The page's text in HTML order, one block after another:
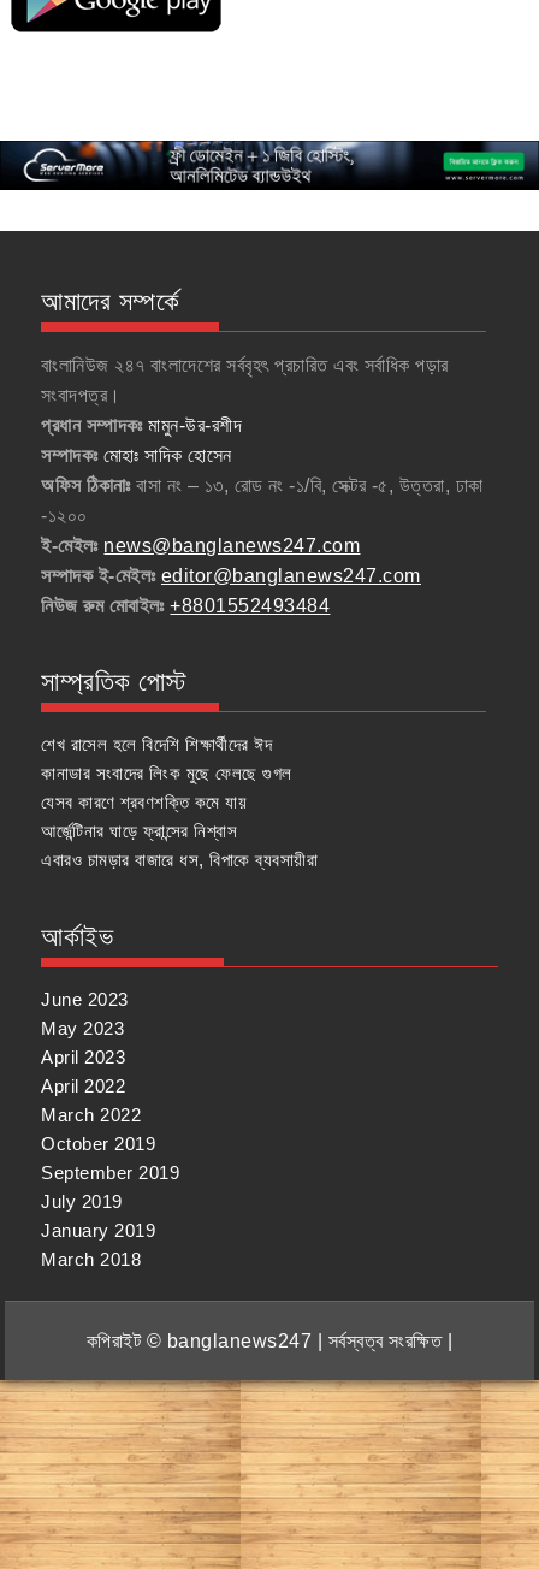
আমাদের সম্পর্কে
বাংলানিউজ ২৪৭ বাংলাদেশের সর্ববৃহৎ প্রচারিত এবং সর্বাধিক পড়ার
সংবাদপত্র।
প্রধান সম্পাদকঃমামুন-উর-রশীদ
সম্পাদকঃ মোহাঃ সাদিক হোসেন
অফিস ঠিকানাঃবাসা নং – ১৩, রোড নং -১/বি, সেক্টর -৫, উত্তরা, ঢাকা
-১২০০
ই-মেইলঃ news@banglanews247.com
সম্পাদক ই-মেইলঃ editor@banglanews247.com
নিউজ রুম মোবাইলঃ+8801552493484
সাম্প্রতিক পোস্ট
শেখ রাসেল হলে বিদেশি শিক্ষার্থীদের ঈদ
কানাডার সংবাদের লিংক মুছে ফেলছে গুগল
যেসব কারণে শ্রবণশক্তি কমে যায়
আর্জেন্টিনার ঘাড়ে ফ্রান্সের নিশ্বাস
এবারও চামড়ার বাজারে ধস, বিপাকে ব্যবসায়ীরা
আর্কাইভ
June 2023
May 2023
April 2023
April 2022
March 2022
October 2019
September 2019
July 2019
January 2019
March 2018
কপিরাইট © banglanews247 | সর্বস্বত্ব সংরক্ষিত |